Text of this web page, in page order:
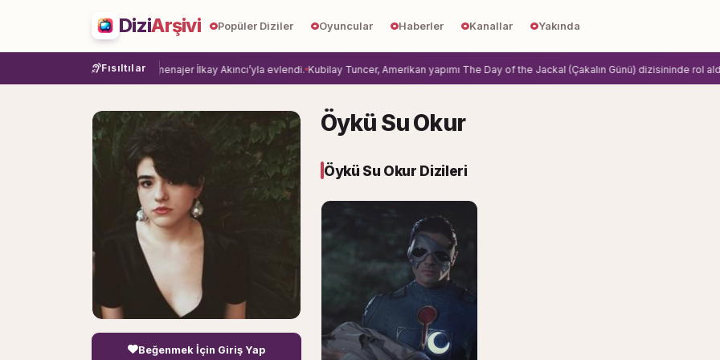
DiziArşivi Popüler Diziler Oyuncular Haberler Kanallar Yakında
Fısıltılar
Damla Sönmez, menajer İlkay Akıncı’yla evlendi. Kubilay Tuncer, Amerikan yapımı The Day of the Jackal (Çakalın Günü) dizisininde rol aldi.
Beğenmek İçin Giriş Yap
Öykü Su Okur
Öykü Su Okur Dizileri